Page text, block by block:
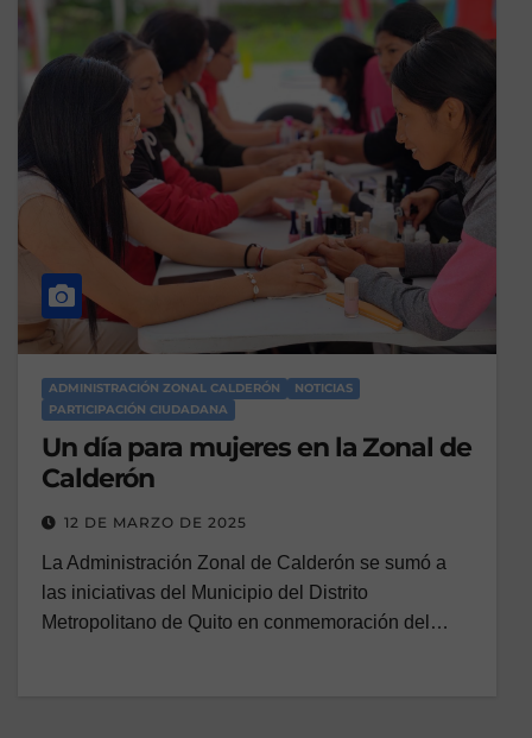
ADMINISTRACIÓN ZONAL CALDERÓN
NOTICIAS
PARTICIPACIÓN CIUDADANA
Un día para mujeres en la Zonal de
Calderón
12 DE MARZO DE 2025
La Administración Zonal de Calderón se sumó a
las iniciativas del Municipio del Distrito
Metropolitano de Quito en conmemoración del…